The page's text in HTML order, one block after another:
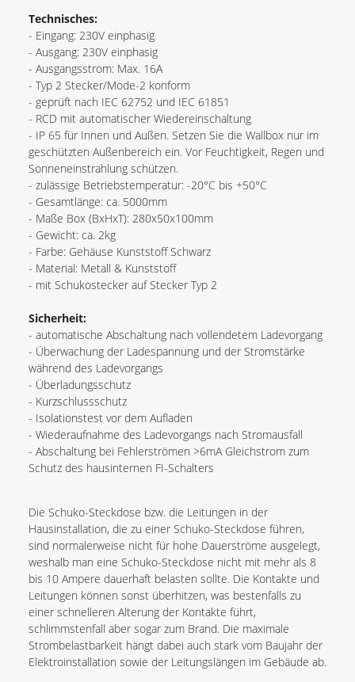
Technisches:
- Eingang: 230V einphasig
- Ausgang: 230V einphasig
- Ausgangsstrom: Max. 16A
- Typ 2 Stecker/Mode-2 konform
- geprüft nach IEC 62752 und IEC 61851
- RCD mit automatischer Wiedereinschaltung
- IP 65 für Innen und Außen. Setzen Sie die Wallbox nur im
geschützten Außenbereich ein. Vor Feuchtigkeit, Regen und
Sonneneinstrahlung schützen.
- zulässige Betriebstemperatur: -20°C bis +50°C
- Gesamtlänge: ca. 5000mm
- Maße Box (BxHxT): 280x50x100mm
- Gewicht: ca. 2kg
- Farbe: Gehäuse Kunststoff Schwarz
- Material: Metall & Kunststoff
- mit Schukostecker auf Stecker Typ 2
Sicherheit:
- automatische Abschaltung nach vollendetem Ladevorgang
- Überwachung der Ladespannung und der Stromstärke
während des Ladevorgangs
- Überladungsschutz
- Kurzschlussschutz
- Isolationstest vor dem Aufladen
- Wiederaufnahme des Ladevorgangs nach Stromausfall
- Abschaltung bei Fehlerströmen >6mA Gleichstrom zum
Schutz des hausinternen FI-Schalters
Die Schuko-Steckdose bzw. die Leitungen in der
Hausinstallation, die zu einer Schuko-Steckdose führen,
sind normalerweise nicht für hohe Dauerströme ausgelegt,
weshalb man eine Schuko-Steckdose nicht mit mehr als 8
bis 10 Ampere dauerhaft belasten sollte. Die Kontakte und
Leitungen können sonst überhitzen, was bestenfalls zu
einer schnelleren Alterung der Kontakte führt,
schlimmstenfall aber sogar zum Brand. Die maximale
Strombelastbarkeit hängt dabei auch stark vom Baujahr der
Elektroinstallation sowie der Leitungslängen im Gebäude ab.